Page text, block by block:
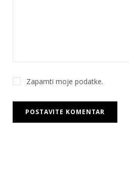
Zapamti moje podatke.